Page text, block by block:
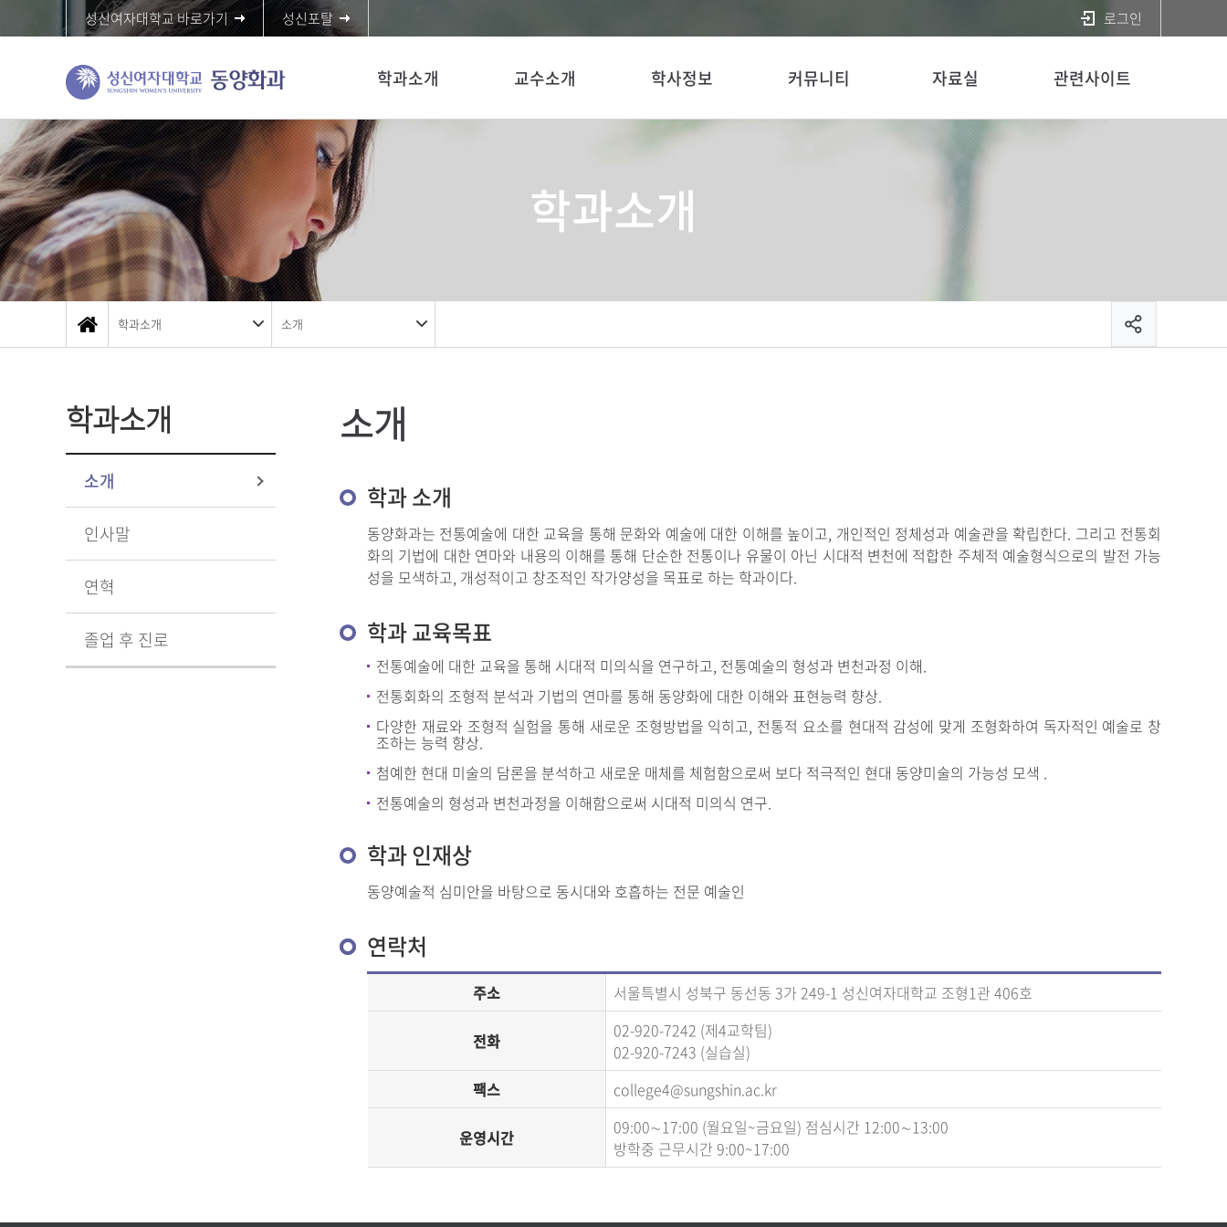
성신여자대학교 바로가기 성신포탈 로그인
학과소개 교수소개 학사정보 커뮤니티 자료실 관련사이트
학과소개
학과소개 소개
학과소개
소개
인사말
연혁
졸업 후 진로
소개
학과 소개
동양화과는 전통예술에 대한 교육을 통해 문화와 예술에 대한 이해를 높이고, 개인적인 정체성과 예술관을 확립한다. 그리고 전통회
화의 기법에 대한 연마와 내용의 이해를 통해 단순한 전통이나 유물이 아닌 시대적 변천에 적합한 주체적 예술형식으로의 발전 가능
성을 모색하고, 개성적이고 창조적인 작가양성을 목표로 하는 학과이다.
학과 교육목표
전통예술에 대한 교육을 통해 시대적 미의식을 연구하고, 전통예술의 형성과 변천과정 이해.
전통회화의 조형적 분석과 기법의 연마를 통해 동양화에 대한 이해와 표현능력 향상.
다양한 재료와 조형적 실험을 통해 새로운 조형방법을 익히고, 전통적 요소를 현대적 감성에 맞게 조형화하여 독자적인 예술로 창
조하는 능력 향상.
첨예한 현대 미술의 담론을 분석하고 새로운 매체를 체험함으로써 보다 적극적인 현대 동양미술의 가능성 모색 .
전통예술의 형성과 변천과정을 이해함으로써 시대적 미의식 연구.
학과 인재상
동양예술적 심미안을 바탕으로 동시대와 호흡하는 전문 예술인
연락처
주소 서울특별시 성북구 동선동 3가 249-1 성신여자대학교 조형1관 406호
전화
02-920-7242 (제4교학팀)
02-920-7243 (실습실)
팩스
college4@sungshin.ac.kr
운영시간
09:00∼17:00 (월요일~금요일) 점심시간 12:00∼13:00
방학중 근무시간 9:00~17:00